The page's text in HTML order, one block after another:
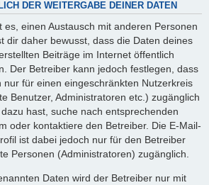
DER WEITERGABE DEINER DATEN
es, einen Austausch mit anderen Personen
dir daher bewusst, dass die Daten deines
Beiträge im Internet öffentlich
Der Betreiber kann jedoch festlegen, dass
nur für einen eingeschränkten Nutzerkreis
Benutzer, Administratoren etc.) zugänglich
hast, suche nach entsprechenden
oder kontaktiere den Betreiber. Die E-Mail-
ist dabei jedoch nur für den Betreiber
Personen (Administratoren) zugänglich.
Daten wird der Betreiber nur mit